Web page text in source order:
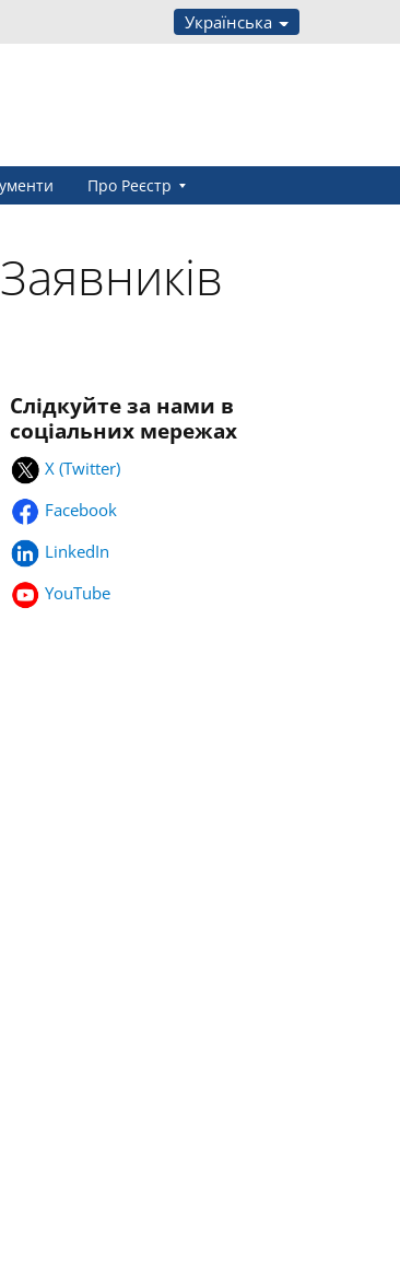
Українська
Про Реєстр
Слідкуйте за нами в
соціальних мережах
X (Twitter)
Facebook
LinkedIn
YouTube